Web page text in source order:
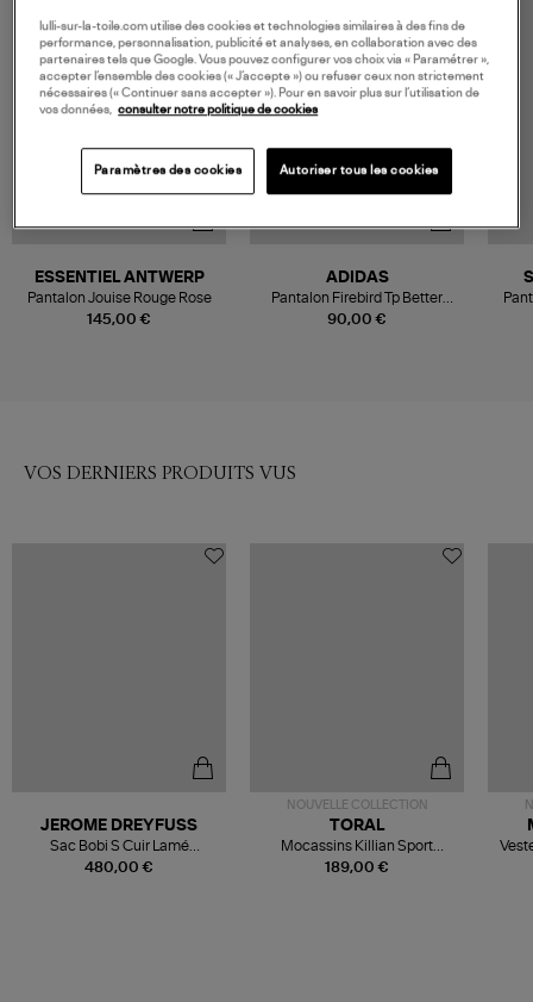
145,00 €
ESSENTIEL ANTWERP
Pantalon Jouise Rouge Rose
90,00 €
ADIDAS
Pantalon Firebird Tp Better
Scarlet/White
VOS DERNIERS PRODUITS VUS
480,00 €
JEROME DREYFUSS
Sac Bobi S Cuir Lamé
Champagne
NOUVELLE COLLECTION
189,00 €
TORAL
Mocassins Killian Sport
Mousse
lulli-sur-la-toile.com utilise des cookies et technologies similaires à des fins de
performance, personnalisation, publicité et analyses, en collaboration avec des
partenaires tels que Google. Vous pouvez configurer vos choix via « Paramétrer »,
accepter l’ensemble des cookies (« J’accepte ») ou refuser ceux non strictement
nécessaires (« Continuer sans accepter »). Pour en savoir plus sur l’utilisation de
vos données, consulter notre politique de cookies
Paramètres des cookies Autoriser tous les cookies